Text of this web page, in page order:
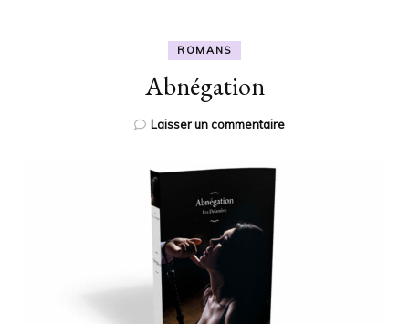
ROMANS
Abnégation
Laisser un commentairesur